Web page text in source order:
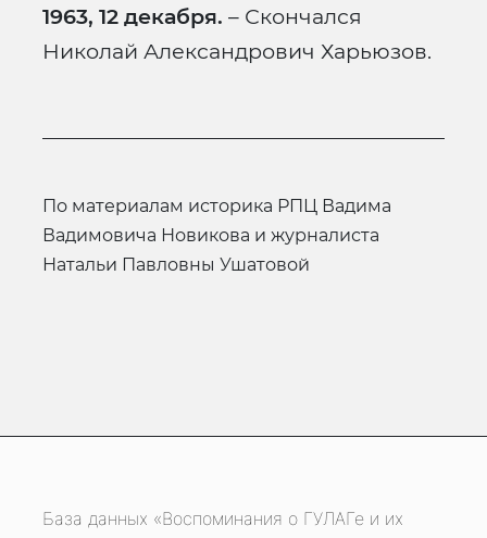
1963, 12 декабря. – Скончался
Николай Александрович Харьюзов.
по материалам историка РПЦ Вадима
Вадимовича Новикова и журналиста
Натальи Павловны Ушатовой
База данных «Воспоминания о ГУЛАГе и их